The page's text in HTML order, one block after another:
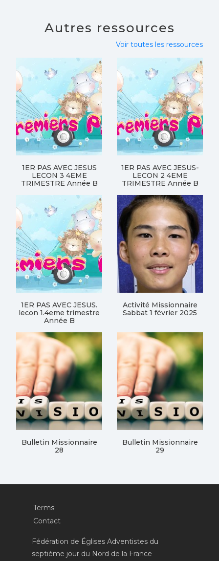
Autres ressources
Voir toutes les ressources
1ER PAS AVEC JESUS
LECON 3 4EME
TRIMESTRE Année B
1ER PAS AVEC JESUS-
LECON 2 4EME
TRIMESTRE Année B
1ER PAS AVEC JESUS.
lecon 1.4eme trimestre
Année B
Activité Missionnaire
Sabbat 1 février 2025
Bulletin Missionnaire
28
Bulletin Missionnaire
29
Fédération de Églises Adventistes du
septième jour du Nord de la France
Terms
Contact